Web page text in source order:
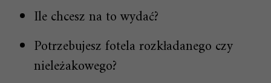
Ile chcesz na to wydać?
Potrzebujesz fotela rozkładanego czy
nieleżakowego?